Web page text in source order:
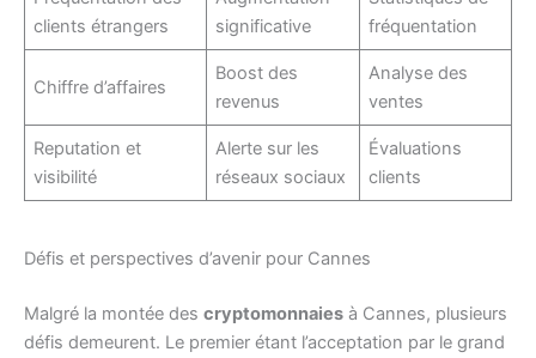
clients étrangers
significative
fréquentation
Chiffre d’affaires
Boost des
revenus
Analyse des
ventes
Reputation et
visibilité
Alerte sur les
réseaux sociaux
Évaluations
clients
Défis et perspectives d’avenir pour Cannes
Malgré la montée des cryptomonnaies à Cannes, plusieurs
défis demeurent. Le premier étant l’acceptation par le grand